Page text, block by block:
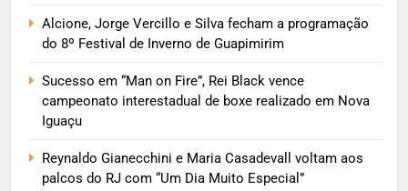
Alcione, Jorge Vercillo e Silva fecham a programação
do 8º Festival de Inverno de Guapimirim
Sucesso em “Man on Fire”, Rei Black vence
campeonato interestadual de boxe realizado em Nova
Iguaçu
Reynaldo Gianecchini e Maria Casadevall voltam aos
palcos do RJ com “Um Dia Muito Especial”